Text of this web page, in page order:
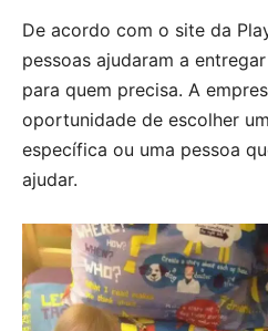
De acordo com o site da
pessoas ajudaram a
para quem precisa. A
oportunidade de escolher
específica ou uma pessoa
ajudar.